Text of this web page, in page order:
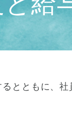
とともに、